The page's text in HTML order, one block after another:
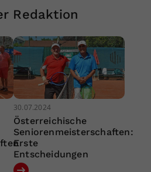
Redaktion
30.07.2024
Österreichische
Seniorenmeisterschaften:
Erste
Entscheidungen